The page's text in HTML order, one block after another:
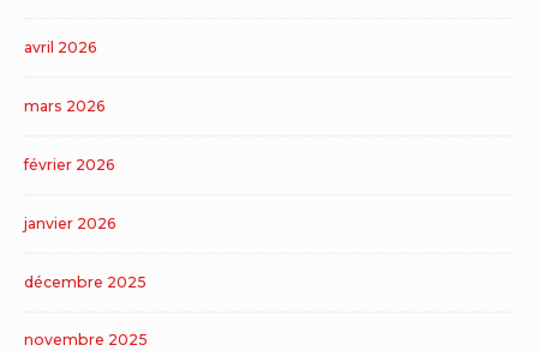
avril 2026
mars 2026
février 2026
janvier 2026
décembre 2025
novembre 2025